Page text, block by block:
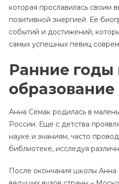
которая прославилась своим
позитивной энергией. Её
событий и достижений,
самых успешных певиц
Ранние годы
образование
Анна Семак родилась в
России. Еще с детства
науке и знаниям, часто
библиотеке, исследуя
После окончания школы Анна